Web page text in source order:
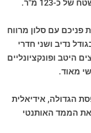
כ-123 מ"ר.
עם סלון מרווח
נדיב ושני חדרי
היטב ופונקציונליים
מאוד.
הגדולה, אידיאלית
את הממד האותנטי